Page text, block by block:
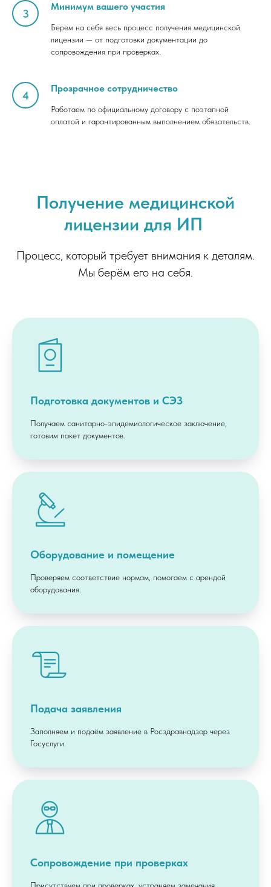
Минимум вашего участия
Берем на себя весь процесс получения медицинской
лицензии — от подготовки документации до
сопровождения при проверках.
Прозрачное сотрудничество
Работаем по официальному договору с поэтапной
оплатой и гарантированным выполнением обязательств.
Получение медицинской
лицензии для ИП
Процесс, который требует внимания к деталям.
Мы берём его на себя.
Подготовка документов и СЭЗ
Получаем санитарно-эпидемиологическое заключение,
готовим пакет документов.
Оборудование и помещение
Проверяем соответствие нормам, помогаем с арендой
оборудования.
Подача заявления
Заполняем и подаём заявление в Росздравнадзор через
Госуслуги.
Сопровождение при проверках